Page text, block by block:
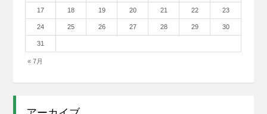
« 7月
17 18 19 20 21 22 23
24 25 26 27 28 29 30
31